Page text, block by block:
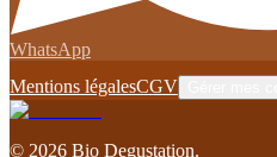
WhatsApp
Mentions légalesCGV
© 2026 Bio Degustation.